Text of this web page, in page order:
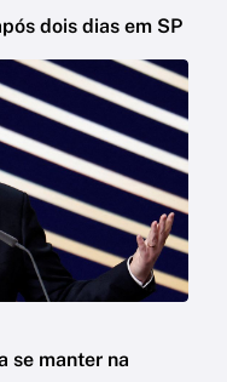
dois dias em SP
se manter na